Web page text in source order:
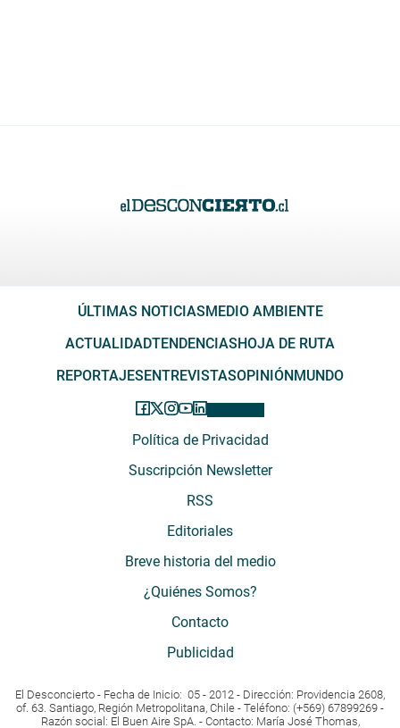
ÚLTIMAS NOTICIAS MEDIO AMBIENTE
ACTUALIDADTENDENCIAS HOJA DE RUTA
REPORTAJES ENTREVISTASOPINIÓN MUNDO
Política de Privacidad
Suscripción Newsletter
RSS
Editoriales
Breve historia del medio
¿Quiénes Somos?
Contacto
Publicidad
El Desconcierto - Fecha de Inicio: 05 - 2012 - Dirección: Providencia 2608,
of. 63. Santiago, Región Metropolitana, Chile - Teléfono: (+569) 67899269 -
Razón social: El Buen Aire SpA. - Contacto: María José Thomas,